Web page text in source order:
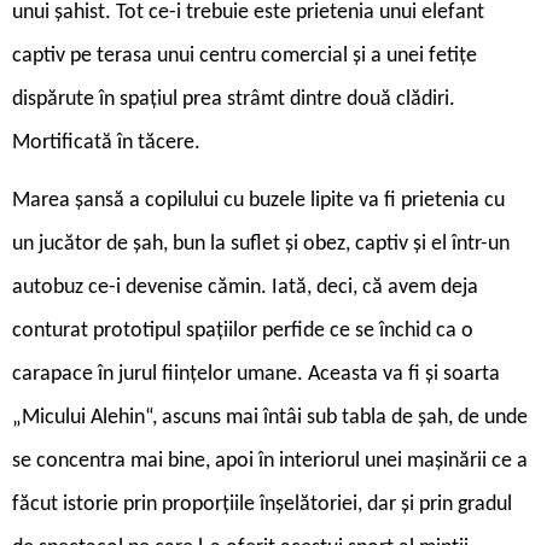
unui șahist. Tot ce-i trebuie este prietenia unui elefant
captiv pe terasa unui centru comercial și a unei fetițe
dispărute în spațiul prea strâmt dintre două clădiri.
Mortificată în tăcere.
Marea șansă a copilului cu buzele lipite va fi prietenia cu
un jucător de șah, bun la suflet și obez, captiv și el într-un
autobuz ce-i devenise cămin. Iată, deci, că avem deja
conturat prototipul spațiilor perfide ce se închid ca o
carapace în jurul ființelor umane. Aceasta va fi și soarta
„Micului Alehin“, ascuns mai întâi sub tabla de șah, de unde
se concentra mai bine, apoi în interiorul unei mașinării ce a
făcut istorie prin proporțiile înșelătoriei, dar și prin gradul